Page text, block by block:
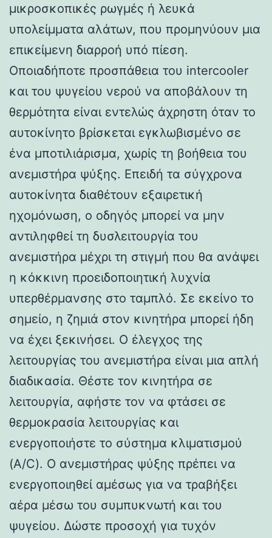
μικροσκοπικές ρωγμές ή λευκά
υπολείμματα αλάτων, που προμηνύουν μια
επικείμενη διαρροή υπό πίεση.
Οποιαδήποτε προσπάθεια του intercooler
και του ψυγείου νερού να αποβάλουν τη
θερμότητα είναι εντελώς άχρηστη όταν το
αυτοκίνητο βρίσκεται εγκλωβισμένο σε
ένα μποτιλιάρισμα, χωρίς τη βοήθεια του
ανεμιστήρα ψύξης. Επειδή τα σύγχρονα
αυτοκίνητα διαθέτουν εξαιρετική
ηχομόνωση, ο οδηγός μπορεί να μην
αντιληφθεί τη δυσλειτουργία του
ανεμιστήρα μέχρι τη στιγμή που θα ανάψει
η κόκκινη προειδοποιητική λυχνία
υπερθέρμανσης στο ταμπλό. Σε εκείνο το
σημείο, η ζημιά στον κινητήρα μπορεί ήδη
να έχει ξεκινήσει. Ο έλεγχος της
λειτουργίας του ανεμιστήρα είναι μια απλή
διαδικασία. Θέστε τον κινητήρα σε
λειτουργία, αφήστε τον να φτάσει σε
θερμοκρασία λειτουργίας και
ενεργοποιήστε το σύστημα κλιματισμού
(A/C). Ο ανεμιστήρας ψύξης πρέπει να
ενεργοποιηθεί αμέσως για να τραβήξει
αέρα μέσω του συμπυκνωτή και του
ψυγείου. Δώστε προσοχή για τυχόν